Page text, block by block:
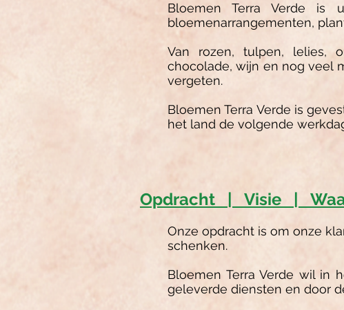
Bloemen Terra Verde is
bloemenarrangementen,
Van rozen, tulpen, lelies,
chocolade, wijn en nog veel
vergeten.
Bloemen Terra Verde is
het land de volgende
Opdracht | Visie |
Onze opdracht is om onze
schenken.
Bloemen Terra Verde wil in
geleverde diensten en door